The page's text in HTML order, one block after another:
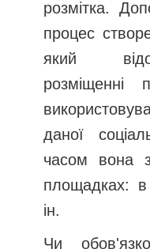
розмітка.
процес
який
розміщенні
даної
часом вона
площадках:
ін.
Чи